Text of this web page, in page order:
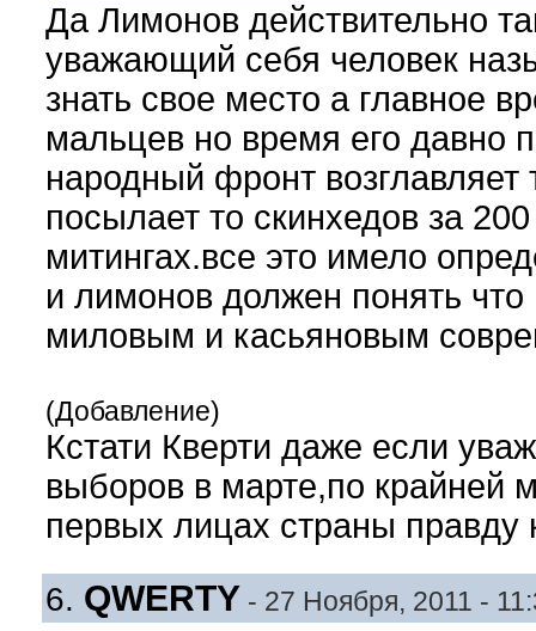
Да Лимонов действительно
уважающий себя человек
знать свое место а главное
мальцев но время его давно
народный фронт
посылает то скинхедов за
митингах.все это имело
и лимонов должен понять
миловым и касьяновым
(Добавление)
Кстати Кверти даже если
выборов в марте,по крайней
первых лицах страны правду
6. QWERTY - 27 Ноября, 2011 -